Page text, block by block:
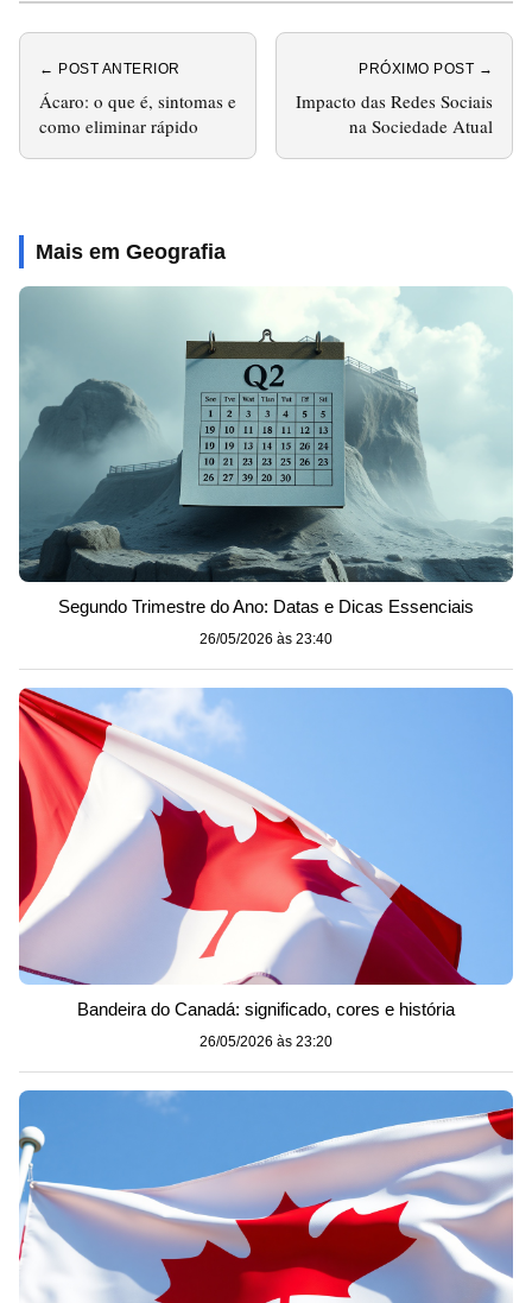
← POST ANTERIOR
Ácaro: o que é, sintomas e
como eliminar rápido
PRÓXIMO POST →
Impacto das Redes Sociais
na Sociedade Atual
Mais em Geografia
Segundo Trimestre do Ano: Datas e Dicas Essenciais
26/05/2026 às 23:40
Bandeira do Canadá: significado, cores e história
26/05/2026 às 23:20